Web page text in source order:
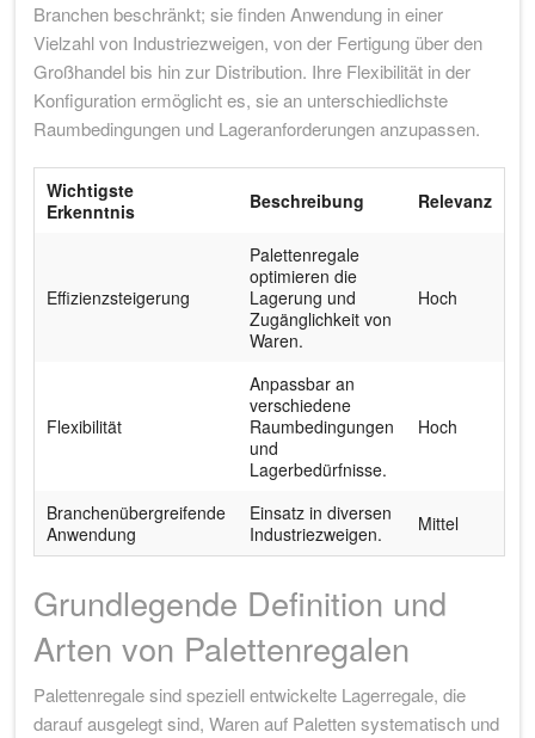
Branchen beschränkt; sie finden Anwendung in einer
Vielzahl von Industriezweigen, von der Fertigung über den
Großhandel bis hin zur Distribution. Ihre Flexibilität in der
Konfiguration ermöglicht es, sie an unterschiedlichste
Raumbedingungen und Lageranforderungen anzupassen.
Wichtigste
Erkenntnis
Beschreibung Relevanz
Effizienzsteigerung
Palettenregale
optimieren die
Lagerung und
Zugänglichkeit von
Waren.
Hoch
Flexibilität
Anpassbar an
verschiedene
Raumbedingungen
und
Lagerbedürfnisse.
Hoch
Branchenübergreifende
Anwendung
Einsatz in diversen
Industriezweigen.
Mittel
Grundlegende Definition und
Arten von Palettenregalen
Palettenregale sind speziell entwickelte Lagerregale, die
darauf ausgelegt sind, Waren auf Paletten systematisch und